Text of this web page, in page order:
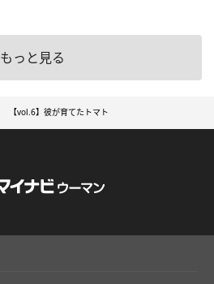
もっと見る
【vol.6】彼が育てたトマト